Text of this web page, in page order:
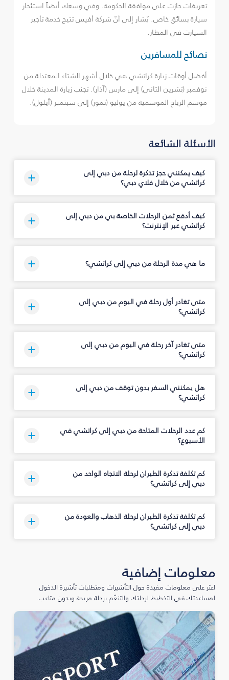
تعريفات حازت على موافقة الحكومة. وفي وسعك أيضاً استئجار
سيارة بسائق خاص. يُشار إلى أنّ شركة أفيس تتيح خدمة تأجير
السيارت في المطار.
نصائح للمسافرين
أفضل أوقات زيارة كراتشي هي خلال أشهر الشتاء المعتدلة من
نوفمبر (تشرين الثاني) إلى مارس (آذار). تجنب زيارة المدينة خلال
موسم الرياح الموسمية من يوليو (تموز) إلى سبتمبر (أيلول).
الأسئلة الشائعة
كيف يمكنني حجز تذكرة لرحلة من دبي إلى
كراتشي من خلال فلاي دبي؟
كيف أدفع ثمن الرحلات الخاصة بي من دبي إلى
كراتشي عبر الإنترنت؟
ما هي مدة الرحلة من دبي إلى كراتشي؟
متى تغادر أول رحلة في اليوم من دبي إلى
كراتشي؟
متى تغادر آخر رحلة في اليوم من دبي إلى
كراتشي؟
هل يمكنني السفر بدون توقف من دبي إلى
كراتشي؟
كم عدد الرحلات المتاحة من دبي إلى كراتشي في
الأسبوع؟
كم تكلفة تذكرة الطيران لرحلة الاتجاه الواحد من
دبي إلى كراتشي؟
كم تكلفة تذكرة الطيران لرحلة الذهاب والعودة من
دبي إلى كراتشي؟
معلومات إضافية
اعثر على معلومات مفيدة حول التأشيرات ومتطلبات تأشيرة الدخول
لمساعدتك في التخطيط لرحلتك والتنعّم برحلة مريحة وبدون متاعب.